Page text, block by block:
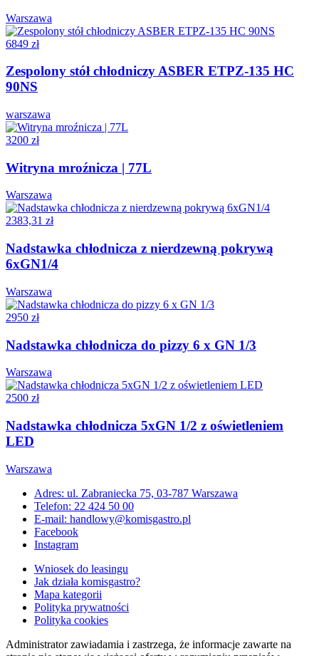
Warszawa
6849 zł
Zespolony stół chłodniczy ASBER ETPZ-135 HC
90NS
warszawa
3200 zł
Witryna mroźnicza | 77L
Warszawa
2383,31 zł
Nadstawka chłodnicza z nierdzewną pokrywą
6xGN1/4
Warszawa
2950 zł
Nadstawka chłodnicza do pizzy 6 x GN 1/3
Warszawa
2500 zł
Nadstawka chłodnicza 5xGN 1/2 z oświetleniem
LED
Warszawa
Adres: ul. Zabraniecka 75, 03-787 Warszawa
Telefon: 22 424 50 00
E-mail: handlowy@komisgastro.pl
Facebook
Instagram
Wniosek do leasingu
Jak działa komisgastro?
Mapa kategorii
Polityka prywatności
Polityka cookies
Administrator zawiadamia i zastrzega, że informacje zawarte na